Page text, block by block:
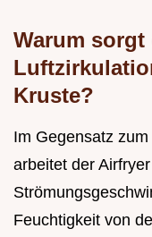
Warum
Kruste?
Im Gegensatz
arbeitet der
Feuchtigkeit von